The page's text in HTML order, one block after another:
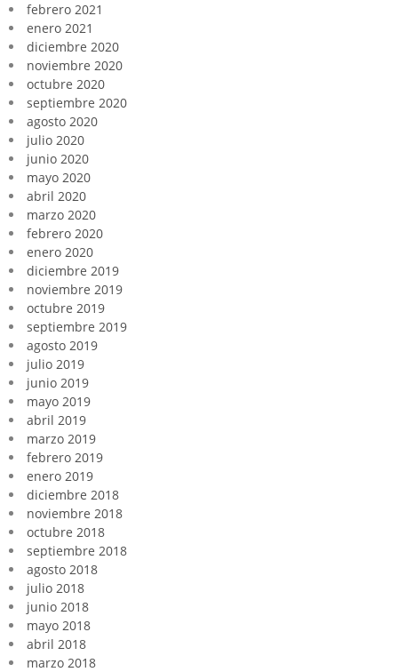
febrero 2021
enero 2021
diciembre 2020
noviembre 2020
octubre 2020
septiembre 2020
agosto 2020
julio 2020
junio 2020
mayo 2020
abril 2020
marzo 2020
febrero 2020
enero 2020
diciembre 2019
noviembre 2019
octubre 2019
septiembre 2019
agosto 2019
julio 2019
junio 2019
mayo 2019
abril 2019
marzo 2019
febrero 2019
enero 2019
diciembre 2018
noviembre 2018
octubre 2018
septiembre 2018
agosto 2018
julio 2018
junio 2018
mayo 2018
abril 2018
marzo 2018